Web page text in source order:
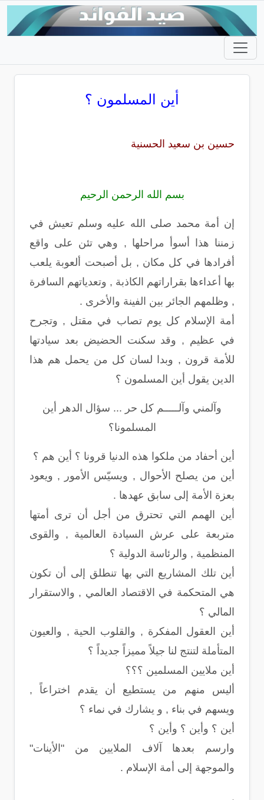
أين المسلمون ؟
حسين بن سعيد الحسنية
بسم الله الرحمن الرحيم
إن أمة محمد صلى الله عليه وسلم تعيش في
زمننا هذا أسوأ مراحلها , وهي تئن على واقع
أفرادها في كل مكان , بل أصبحت ألعوبة يلعب
بها أعداءها بقراراتهم الكاذبة , وتعدياتهم السافرة
, وظلمهم الجائر بين الفينة والأخرى .
أمة الإسلام كل يوم تصاب في مقتل , وتجرح
في عظيم , وقد سكنت الحضيض بعد سيادتها
للأمة قرون , وبدا لسان كل من يحمل هم هذا
الدين يقول أين المسلمون ؟
وآلمني وآلـــــم كل حر ... سؤال الدهر أين
المسلمونا؟
أين أحفاد من ملكوا هذه الدنيا قرونا ؟ أين هم ؟
أين من يصلح الأحوال , ويسيّس الأمور , ويعود
بعزة الأمة إلى سابق عهدها .
أين الهمم التي تحترق من أجل أن ترى أمتها
متربعة على عرش السيادة العالمية , والقوى
المنظمية , والرئاسة الدولية ؟
أين تلك المشاريع التي بها تنطلق إلى أن تكون
هي المتحكمة في الاقتصاد العالمي , والاستقرار
المالي ؟
أين العقول المفكرة , والقلوب الحية , والعيون
المتأملة لتنتج لنا جيلاً مميزاً جديداً ؟
أين ملايين المسلمين ؟؟؟
أليس منهم من يستطيع أن يقدم اختراعاً ,
ويسهم في بناء , و يشارك في نماء ؟
أين ؟ وأين ؟ وأين ؟
وارسم بعدها آلاف الملايين من "الأينات"
والموجهة إلى أمة الإسلام .